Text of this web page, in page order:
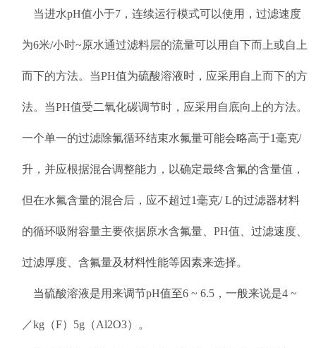
当进水pH值小于7，连续运行模式可以使用，过滤速度
为6米/小时~原水通过滤料层的流量可以用自下而上或自上
而下的方法。当PH值为硫酸溶液时，应采用自上而下的方
法。当PH值受二氧化碳调节时，应采用自底向上的方法。
一个单一的过滤除氟循环结束水氟量可能会略高于1毫克/
升，并应根据混合调整能力，以确定最终含氟的含量值，
但在水氟含量的混合后，应不超过1毫克/ L的过滤器材料
的循环吸附容量主要依据原水含氟量、PH值、过滤速度、
过滤厚度、含氟量及材料性能等因素来选择。
当硫酸溶液是用来调节pH值至6 ~ 6.5，一般来说是4 ~
／kg（F）5g（Al2O3）。